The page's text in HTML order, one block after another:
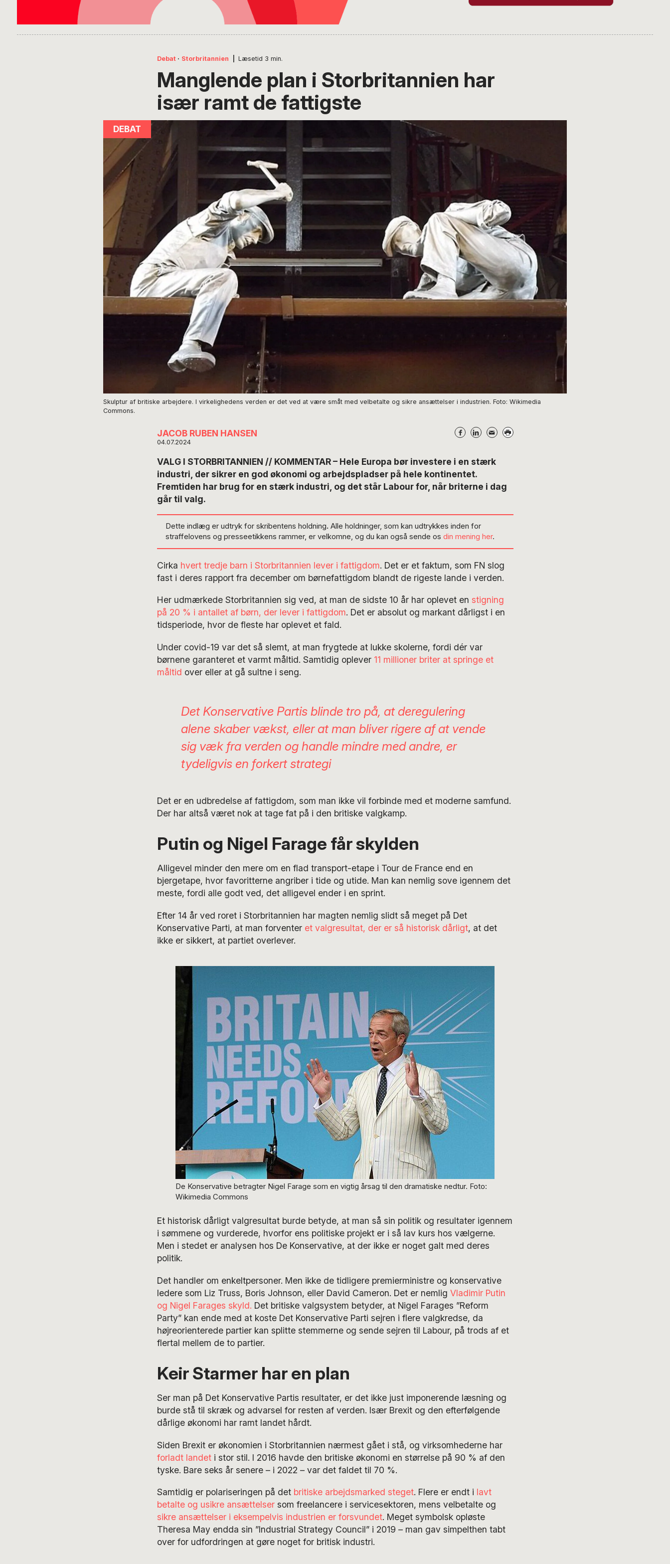
Debat · Storbritannien Læsetid 3 min.
Manglende plan i Storbritannien har
især ramt de fattigste
Skulptur af britiske arbejdere. I virkelighedens verden er det ved at være småt med velbetalte og sikre ansættelser i industrien. Foto: Wikimedia
Commons.
JACOB RUBEN HANSEN
04.07.2024
VALG I STORBRITANNIEN // KOMMENTAR – Hele Europa bør investere i en stærk
industri, der sikrer en god økonomi og arbejdspladser på hele kontinentet.
Fremtiden har brug for en stærk industri, og det står Labour for, når briterne i dag
går til valg.
Dette indlæg er udtryk for skribentens holdning. Alle holdninger, som kan udtrykkes inden for
straffelovens og presseetikkens rammer, er velkomne, og du kan også sende osdin mening her.
Cirka hvert tredje barn i Storbritannien lever i fattigdom. Det er et faktum, som FN slog
fast i deres rapport fra december om børnefattigdom blandt de rigeste lande i verden.
Her udmærkede Storbritannien sig ved, at man de sidste 10 år har oplevet en stigning
på 20 % i antallet af børn, der lever i fattigdom. Det er absolut og markant dårligst i en
tidsperiode, hvor de fleste har oplevet et fald.
Under covid-19 var det så slemt, at man frygtede at lukke skolerne, fordi dér var
børnene garanteret et varmt måltid. Samtidig oplever 11 millioner briter at springe et
måltid over eller at gå sultne i seng.
Det Konservative Partis blinde tro på, at deregulering
alene skaber vækst, eller at man bliver rigere af at vende
sig væk fra verden og handle mindre med andre, er
tydeligvis en forkert strategi
Det er en udbredelse af fattigdom, som man ikke vil forbinde med et moderne samfund.
Der har altså været nok at tage fat på i den britiske valgkamp.
Putin og Nigel Farage får skylden
Alligevel minder den mere om en flad transport-etape i Tour de France end en
bjergetape, hvor favoritterne angriber i tide og utide. Man kan nemlig sove igennem det
meste, fordi alle godt ved, det alligevel ender i en sprint.
Efter 14 år ved roret i Storbritannien har magten nemlig slidt så meget på Det
Konservative Parti, at man forventer et valgresultat, der er så historisk dårligt, at det
ikke er sikkert, at partiet overlever.
De Konservative betragter Nigel Farage som en vigtig årsag til den dramatiske nedtur. Foto:
Wikimedia Commons
Et historisk dårligt valgresultat burde betyde, at man så sin politik og resultater igennem
i sømmene og vurderede, hvorfor ens politiske projekt er i så lav kurs hos vælgerne.
Men i stedet er analysen hos De Konservative, at der ikke er noget galt med deres
politik.
Det handler om enkeltpersoner. Men ikke de tidligere premierministre og konservative
ledere som Liz Truss, Boris Johnson, eller David Cameron. Det er nemlig Vladimir Putin
og Nigel Farages skyld. Det britiske valgsystem betyder, at Nigel Farages ”Reform
Party” kan ende med at koste Det Konservative Parti sejren i flere valgkredse, da
højreorienterede partier kan splitte stemmerne og sende sejren til Labour, på trods af et
flertal mellem de to partier.
Keir Starmer har en plan
Ser man på Det Konservative Partis resultater, er det ikke just imponerende læsning og
burde stå til skræk og advarsel for resten af verden. Især Brexit og den efterfølgende
dårlige økonomi har ramt landet hårdt.
Siden Brexit er økonomien i Storbritannien nærmest gået i stå, og virksomhederne har
forladt landeti stor stil. I 2016 havde den britiske økonomi en størrelse på 90 % af den
tyske. Bare seks år senere – i 2022 – var det faldet til 70 %.
Samtidig er polariseringen på det britiske arbejdsmarked steget. Flere er endt i lavt
betalte og usikre ansættelsersom freelancere i servicesektoren, mens velbetalte og
sikre ansættelser i eksempelvis industrien er forsvundet. Meget symbolsk opløste
Theresa May endda sin ”Industrial Strategy Council” i 2019 – man gav simpelthen tabt
over for udfordringen at gøre noget for britisk industri.